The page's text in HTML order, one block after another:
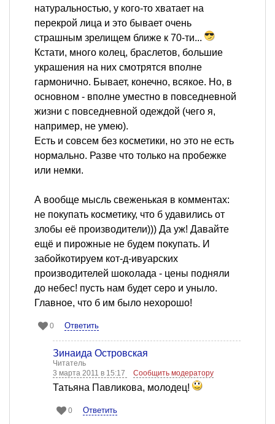
натуральностью, у кого-то хватает на
перекрой лица и это бывает очень
страшным зрелищем ближе к 70-ти...
Кстати, много колец, браслетов, большие
украшения на них смотрятся вполне
гармонично. Бывает, конечно, всякое. Но, в
основном - вполне уместно в повседневной
жизни с повседневной одеждой (чего я,
например, не умею).
Есть и совсем без косметики, но это не есть
нормально. Разве что только на пробежке
или немки.
А вообще мысль свеженькая в комментах:
не покупать косметику, что б удавились от
злобы её производители))) Да уж! Давайте
ещё и пирожные не будем покупать. И
забойкотируем кот-д-ивуарских
производителей шоколада - цены подняли
до небес! пусть нам будет серо и уныло.
Главное, что б им было нехорошо!
0 Ответить
Зинаида Островская
Читатель
3 марта 2011 в 15:17
Сообщить модератору
Татьяна Павликова, молодец!
0 Ответить